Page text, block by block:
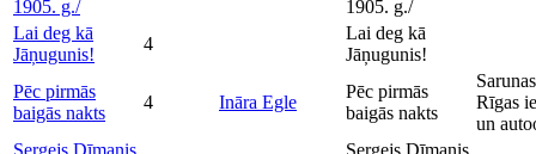
1905. g./
1905. g./
Lai deg kā
Jāņugunis!
4
Lai deg kā
Jāņugunis!
Pēc pirmās
baigās nakts
4 Ināra Egle
Pēc pirmās
baigās nakts
Sarunas
Rīgas
un
Sergejs Dīmanis
Sergejs Dīmanis